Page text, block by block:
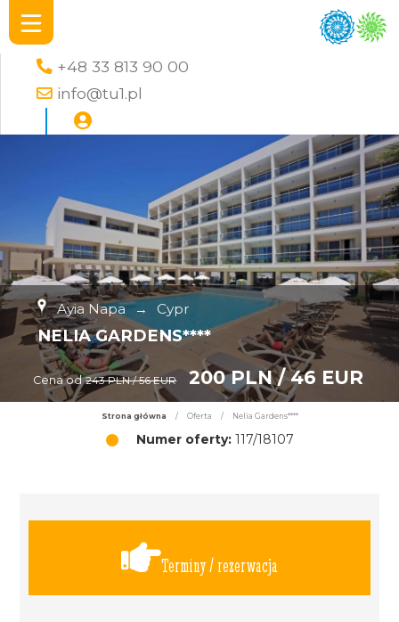
+48 33 813 90 00
info@tu1.pl
Ayia Napa → Cypr
NELIA GARDENS****
Cena od 243 PLN / 56 EUR 200 PLN / 46 EUR
Strona główna / Oferta / Nelia Gardens****
Numer oferty:117/18107
Terminy / rezerwacja